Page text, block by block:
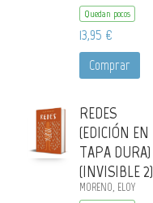
Quedan pocos
13,95 €
Comprar
REDES
(EDICIÓN EN
TAPA DURA)
(INVISIBLE 2)
MORENO, ELOY